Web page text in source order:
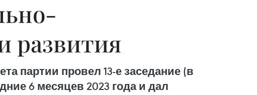
развития
партии провел 13-е заседание (в
6 месяцев 2023 года и дал